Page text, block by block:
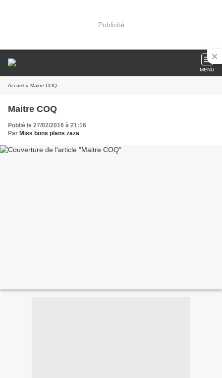
Publicité
MENU
Accueil » Maitre COQ
Maitre COQ
Publié le 27/02/2016 à 21:16
Par Miss bons plans zaza